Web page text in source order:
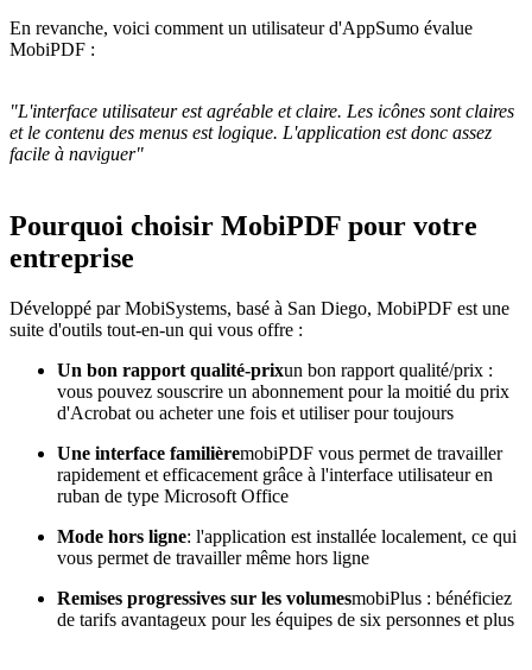
En revanche, voici comment un utilisateur d'AppSumo évalue
MobiPDF :
"L'interface utilisateur est agréable et claire. Les icônes sont claires
et le contenu des menus est logique. L'application est donc assez
facile à naviguer"
Pourquoi choisir MobiPDF pour votre
entreprise
Développé par MobiSystems, basé à San Diego, MobiPDF est une
suite d'outils tout-en-un qui vous offre :
Un bon rapport qualité-prixun bon rapport qualité/prix :
vous pouvez souscrire un abonnement pour la moitié du prix
d'Acrobat ou acheter une fois et utiliser pour toujours
Une interface familièremobiPDF vous permet de travailler
rapidement et efficacement grâce à l'interface utilisateur en
ruban de type Microsoft Office
Mode hors ligne: l'application est installée localement, ce qui
vous permet de travailler même hors ligne
Remises progressives sur les volumesmobiPlus : bénéficiez
de tarifs avantageux pour les équipes de six personnes et plus